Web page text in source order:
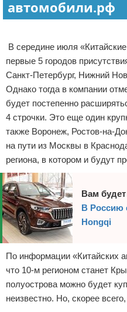
автомобили.рф
В середине июля
первые 5 городов
Санкт-Петербург, Нижний
Однако тогда в компании
будет постепенно
4 строчки. Это еще один
также Воронеж, Ростов-на-
на пути из Москвы в
региона, в котором и будут
Вам
В Россию
Hongqi
По информации «Китайских
что 10-м регионом станет
полуострова можно будет
неизвестно. Но, скорее